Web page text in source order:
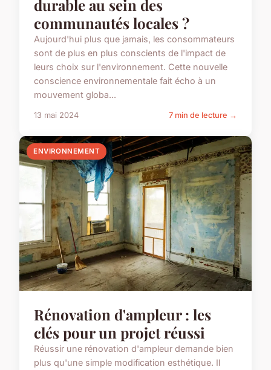
durable au sein des
communautés locales ?
Aujourd'hui plus que jamais, les consommateurs
sont de plus en plus conscients de l'impact de
leurs choix sur l'environnement. Cette nouvelle
conscience environnementale fait écho à un
mouvement globa...
13 mai 2024 7 min de lecture →
ENVIRONNEMENT
Rénovation d'ampleur : les
clés pour un projet réussi
Réussir une rénovation d'ampleur demande bien
plus qu'une simple modification esthétique. Il